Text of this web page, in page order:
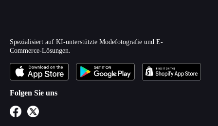
Spezialisiert auf KI-unterstützte Modefotografie und E-
Commerce-Lösungen.
Folgen Sie uns